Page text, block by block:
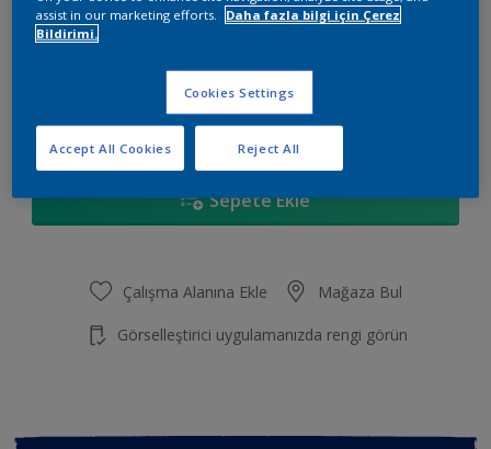
2,5 L 15 L
Hesapla
Sepete Ekle
Çalışma Alanına Ekle Mağaza Bul
Görselleştirici uygulamanızda rengi görün
assist in our marketing efforts.
Daha fazla bilgi için Çerez
Bildirimi.
Cookies Settings
Reject All
Accept All Cookies